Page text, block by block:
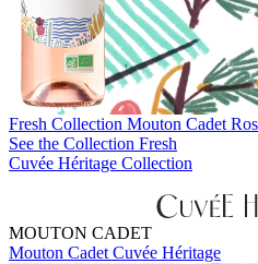
Fresh Collection Mouton Cadet
See the Collection Fresh
Cuvée Héritage Collection
MOUTON CADET
Mouton Cadet Cuvée Héritage